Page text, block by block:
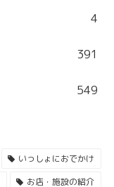
4
391
549
いっしょにおでかけ
お店・施設の紹介